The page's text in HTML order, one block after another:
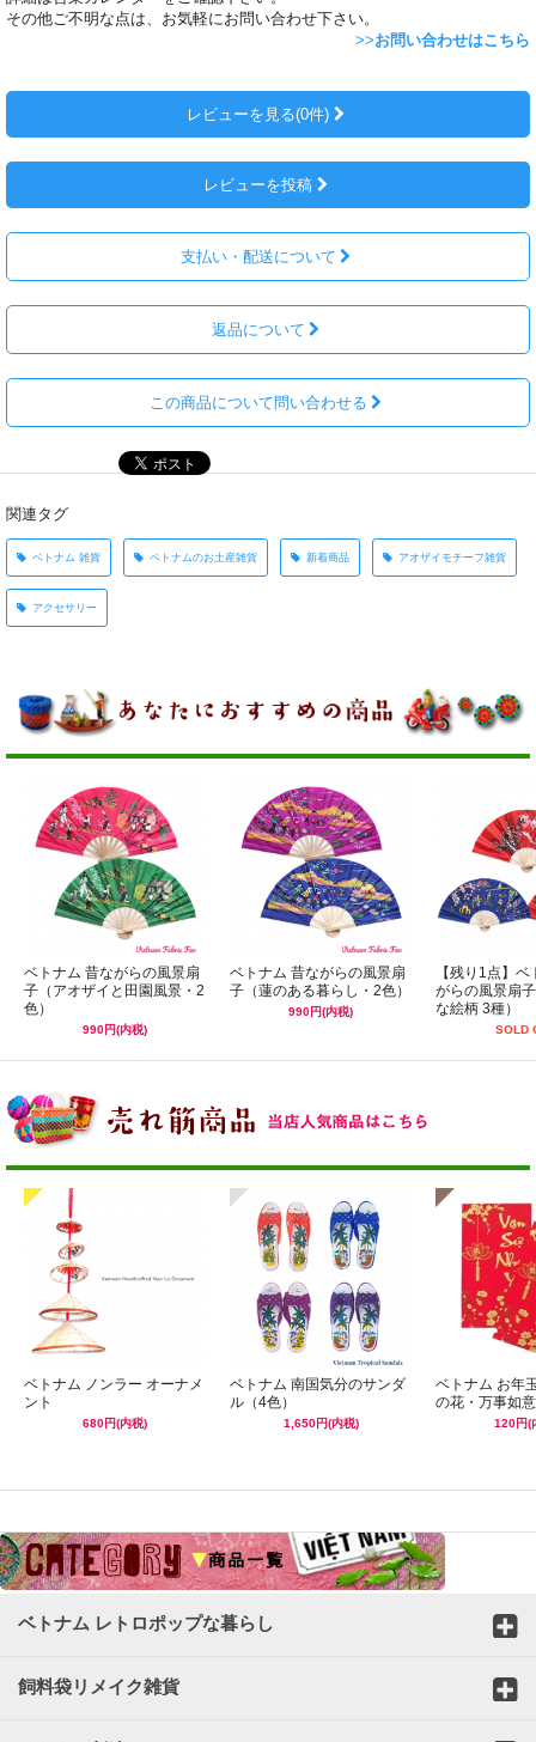
その他ご不明な点は、お気軽にお問い合わせ下さい。
>>お問い合わせはこちら
レビューを見る(0件)
レビューを投稿
支払い・配送について
返品について
この商品について問い合わせる
関連タグ
ベトナム 雑貨 ベトナムのお土産雑貨 新着商品 アオザイモチーフ雑貨
アクセサリー
ベトナム 昔ながらの風景扇
子（アオザイと田園風景・2
色）
990円(内税)
ベトナム 昔ながらの風景扇
子（蓮のある暮らし・2色）
990円(内税)
【残り1点】
がらの風景扇
な絵柄 3種）
SOLD
ベトナム ノンラー オーナメ
ント
680円(内税)
ベトナム 南国気分のサンダ
ル（4色）
1,650円(内税)
ベトナム お年
の花・万事如意
120円(
ベトナム レトロポップな暮らし
飼料袋リメイク雑貨